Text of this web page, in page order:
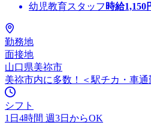
幼児教育スタッフ 時給1,150
勤務地
面接地
山口県美祢市
美祢市内に多数！＜駅チカ・車通
シフト
1日4時間 週3日からOK